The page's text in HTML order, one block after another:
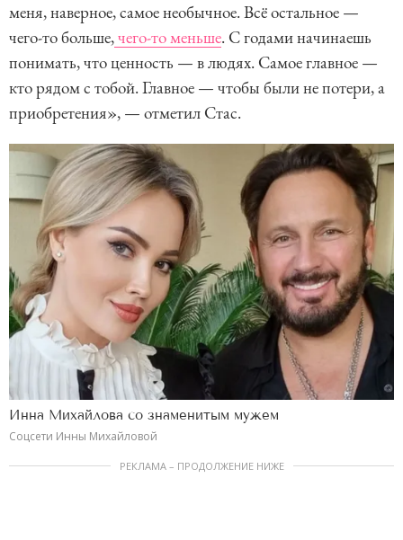
меня, наверное, самое необычное. Всё остальное —
чего-то больше,чего-то меньше. С годами начинаешь
понимать, что ценность — в людях. Самое главное —
кто рядом с тобой. Главное — чтобы были не потери, а
приобретения», — отметил Стас.
Инна Михайлова со знаменитым мужем
Соцсети Инны Михайловой
РЕКЛАМА – ПРОДОЛЖЕНИЕ НИЖЕ